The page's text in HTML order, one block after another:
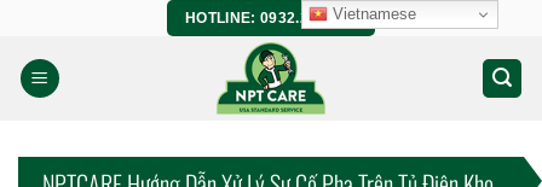
nội
dung
HOTLINE: 0932.266.458Vietnamese